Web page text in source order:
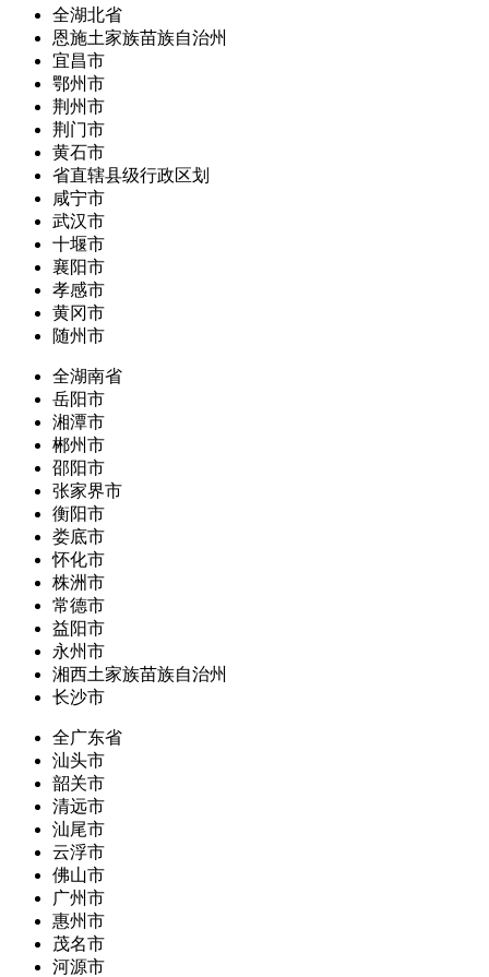
全湖北省
恩施土家族苗族自治州
宜昌市
鄂州市
荆州市
荆门市
黄石市
省直辖县级行政区划
咸宁市
武汉市
十堰市
襄阳市
孝感市
黄冈市
随州市
全湖南省
岳阳市
湘潭市
郴州市
邵阳市
张家界市
衡阳市
娄底市
怀化市
株洲市
常德市
益阳市
永州市
湘西土家族苗族自治州
长沙市
全广东省
汕头市
韶关市
清远市
汕尾市
云浮市
佛山市
广州市
惠州市
茂名市
河源市